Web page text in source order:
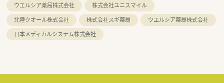
ウエルシア薬局株式会社
株式会社ユニスマイル
北陸クオール株式会社
株式会社スギ薬局
ウエルシア薬局株式会社
日本メディカルシステム株式会社